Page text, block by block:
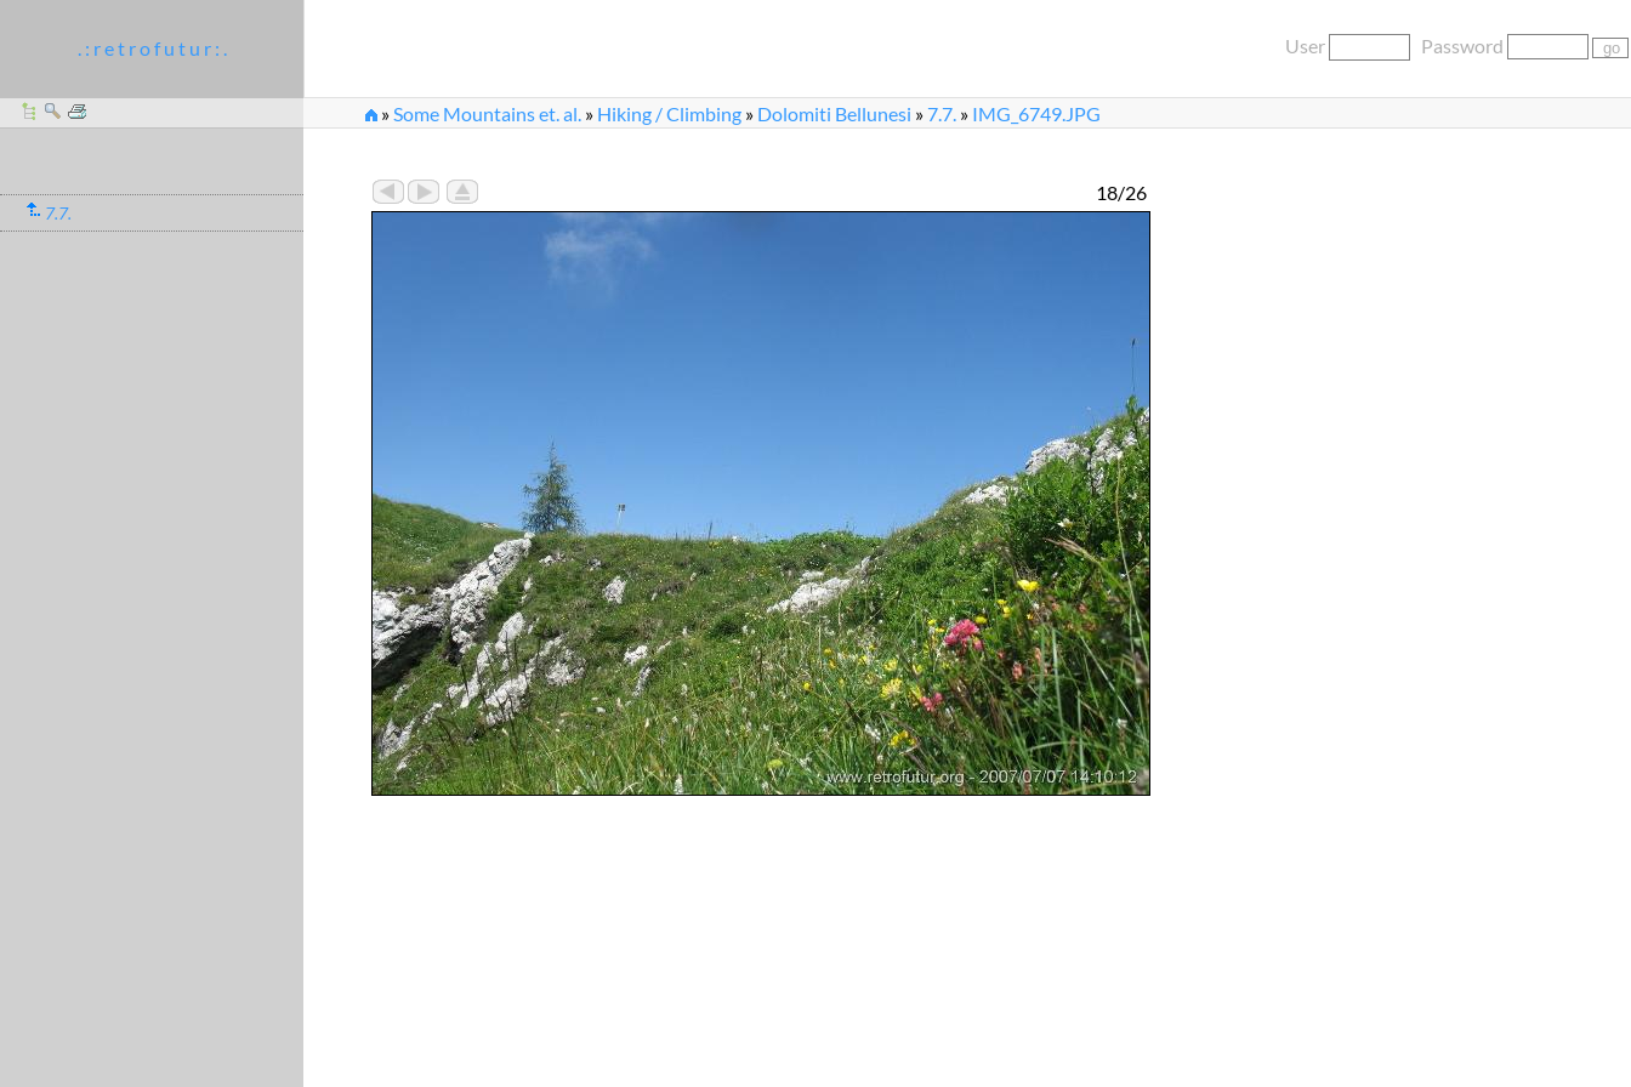
. : r e t r o f u t u r : . User Password
»Some Mountains et. al. » Hiking / Climbing » Dolomiti Bellunesi »7.7. » IMG_6749.JPG
7.7.
18/26